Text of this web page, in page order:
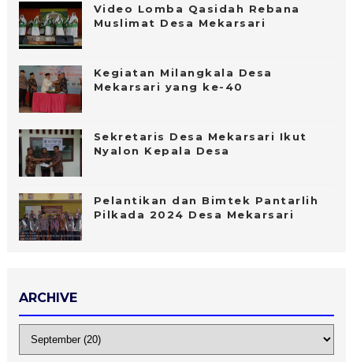
Video Lomba Qasidah Rebana
Muslimat Desa Mekarsari
Kegiatan Milangkala Desa
Mekarsari yang ke-40
Sekretaris Desa Mekarsari Ikut
Nyalon Kepala Desa
Pelantikan dan Bimtek Pantarlih
Pilkada 2024 Desa Mekarsari
ARCHIVE